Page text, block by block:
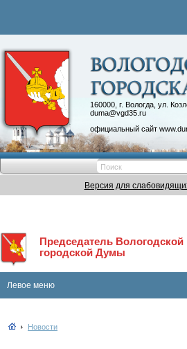
160000, г. Вологда, ул.
duma@vgd35.ru
официальный сайт
Контакты
Депутатские
Версия для
Председатель Вологодской
городской Думы
Левое меню
Новости